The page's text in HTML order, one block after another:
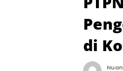
di